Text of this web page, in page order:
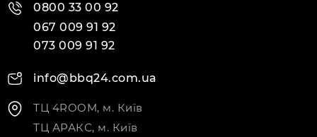
0800 33 00 92
067 009 91 92
073 009 91 92
info@bbq24.com.ua
ТЦ 4ROOM, м. Київ
ТЦ АРАКС, м. Київ